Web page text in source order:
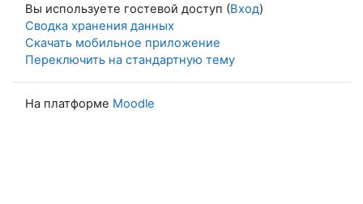
Вы используете гостевой доступ (Вход)
Сводка хранения данных
Скачать мобильное приложение
Переключить на стандартную тему
На платформе Moodle